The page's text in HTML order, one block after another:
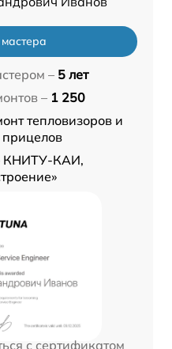
– 5 лет
– 1 250
тепловизоров и
прицелов
КНИТУ-КАИ,
с сертификатом